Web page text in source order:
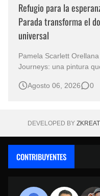
Refugio para la
Parada transforma el
universal
Pamela Scarlett
Journeys: una pintura
obras no necesitan
Agosto 06, 2026 0
DEVELOPED BY
CONTRIBUYENTES